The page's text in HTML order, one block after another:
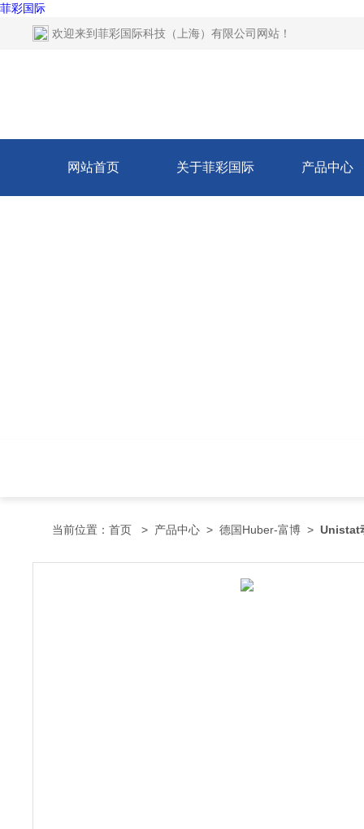
菲彩国际
欢迎来到 菲彩国际科技（上海）有限公司网站 ！
网站首页 关于菲彩国际 产品中心
当前位置： 首页 > 产品中心 > 德国Huber-富博 > Unistat